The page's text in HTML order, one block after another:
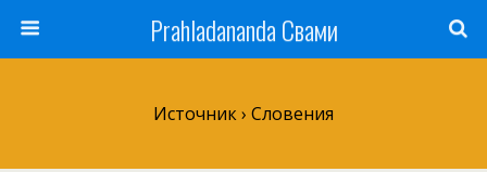
Prahladananda Свами
Источник › Словения